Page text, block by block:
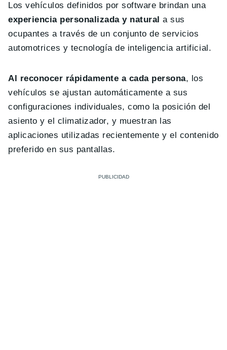
Los vehículos definidos por software brindan una
experiencia personalizada y natural a sus
ocupantes a través de un conjunto de servicios
automotrices y tecnología de inteligencia artificial.
Al reconocer rápidamente a cada persona, los
vehículos se ajustan automáticamente a sus
configuraciones individuales, como la posición del
asiento y el climatizador, y muestran las
aplicaciones utilizadas recientemente y el contenido
preferido en sus pantallas.